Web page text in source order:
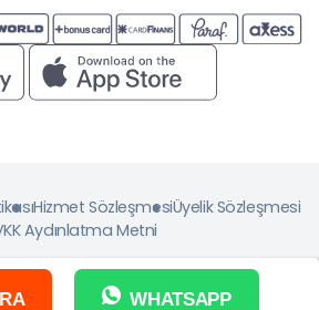
Hizmet SözleşmesiÜyelik Sözleşmesi
Aydınlatma Metni
WHATSAPP